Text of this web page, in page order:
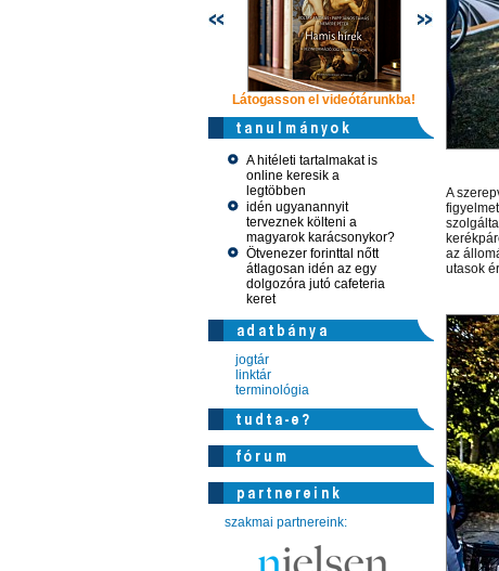
Látogasson el videótárunkba! Látogasson
A hitéleti tartalmakat is
online keresik a
legtöbben
idén ugyanannyit
terveznek költeni a
magyarok karácsonykor?
Ötvenezer forinttal nőtt
átlagosan idén az egy
dolgozóra jutó cafeteria
keret
jogtár
linktár
terminológia
szakmai partnereink:
A
az
utasok